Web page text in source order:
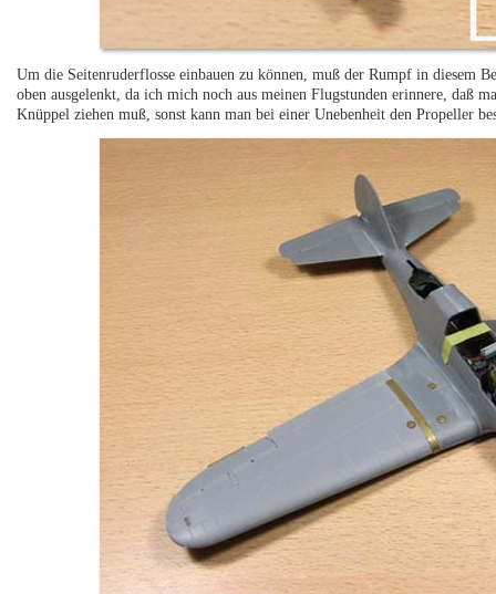
Um die Seitenruderflosse einbauen zu können, muß der Rumpf in diesem
oben ausgelenkt, da ich mich noch aus meinen Flugstunden erinnere, daß
Knüppel ziehen muß, sonst kann man bei einer Unebenheit den Propeller